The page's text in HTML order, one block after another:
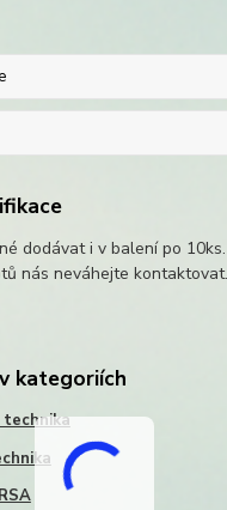
dodávat i v balení po
nás neváhejte kontaktovat.
kategoriích